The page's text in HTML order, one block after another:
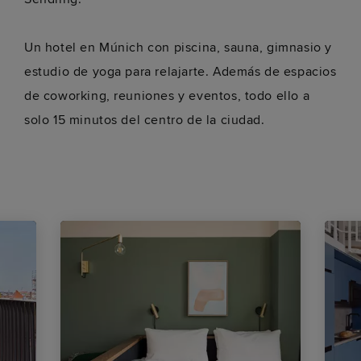
Un hotel en Múnich con piscina, sauna, gimnasio y
estudio de yoga para relajarte. Además de espacios
de coworking, reuniones y eventos, todo ello a
solo 15 minutos del centro de la ciudad.